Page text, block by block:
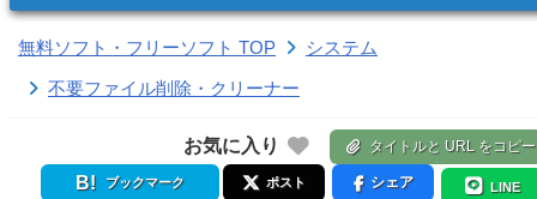
無料ソフト・フリーソフト TOP
システム
不要ファイル削除・クリーナー
お気に入り タイトルと URL をコピー
ブックマーク ポスト シェア LINE